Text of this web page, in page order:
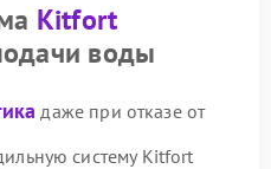
Kitfort
воды
даже при отказе от
систему Kitfort